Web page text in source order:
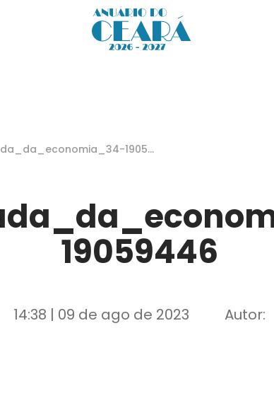
19059
19059446
14:38 | 09 de ago de 2023 Autor: